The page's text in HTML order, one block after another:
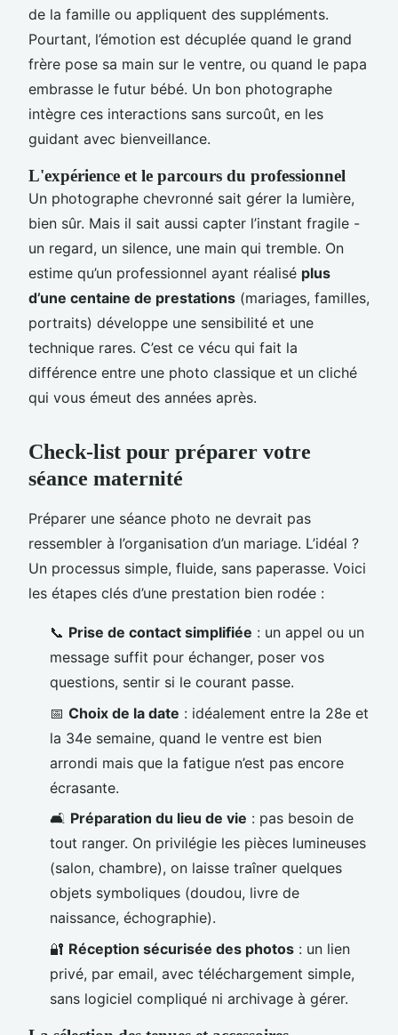
de la famille ou appliquent des suppléments.
Pourtant, l’émotion est décuplée quand le grand
frère pose sa main sur le ventre, ou quand le papa
embrasse le futur bébé. Un bon photographe
intègre ces interactions sans surcoût, en les
guidant avec bienveillance.
L'expérience et le parcours du professionnel
Un photographe chevronné sait gérer la lumière,
bien sûr. Mais il sait aussi capter l’instant fragile -
un regard, un silence, une main qui tremble. On
estime qu’un professionnel ayant réalisé plus
d’une centaine de prestations (mariages, familles,
portraits) développe une sensibilité et une
technique rares. C’est ce vécu qui fait la
différence entre une photo classique et un cliché
qui vous émeut des années après.
Check-list pour préparer votre
séance maternité
Préparer une séance photo ne devrait pas
ressembler à l’organisation d’un mariage. L’idéal ?
Un processus simple, fluide, sans paperasse. Voici
les étapes clés d’une prestation bien rodée :
📞 Prise de contact simplifiée : un appel ou un
message suffit pour échanger, poser vos
questions, sentir si le courant passe.
📅 Choix de la date : idéalement entre la 28e et
la 34e semaine, quand le ventre est bien
arrondi mais que la fatigue n’est pas encore
écrasante.
🛋️ Préparation du lieu de vie : pas besoin de
tout ranger. On privilégie les pièces lumineuses
(salon, chambre), on laisse traîner quelques
objets symboliques (doudou, livre de
naissance, échographie).
🔐 Réception sécurisée des photos : un lien
privé, par email, avec téléchargement simple,
sans logiciel compliqué ni archivage à gérer.